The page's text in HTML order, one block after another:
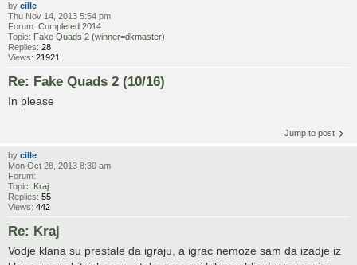
by cille
Thu Nov 14, 2013 5:54 pm
Forum: Completed 2014
Topic: Fake Quads 2 (winner=dkmaster)
Replies: 28
Views: 21921
Re: Fake Quads 2 (10/16)
In please
Jump to post
by cille
Mon Oct 28, 2013 8:30 am
Forum:
Topic: Kraj
Replies: 55
Views: 442
Re: Kraj
Vodje klana su prestale da igraju, a igrac nemoze sam da izadje iz